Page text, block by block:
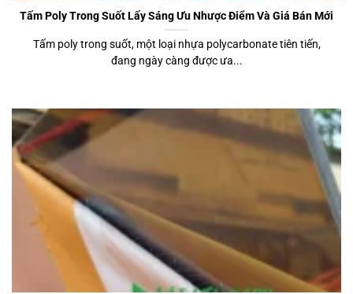
Tấm Poly Trong Suốt Lấy Sáng Ưu Nhược Điểm Và Giá Bán Mới
Tấm poly trong suốt, một loại nhựa polycarbonate tiên tiến,
đang ngày càng được ưa...